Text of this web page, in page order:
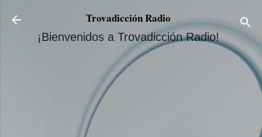
Ir al contenido principal
Trovadicción Radio
¡Bienvenidos a Trovadicción Radio!